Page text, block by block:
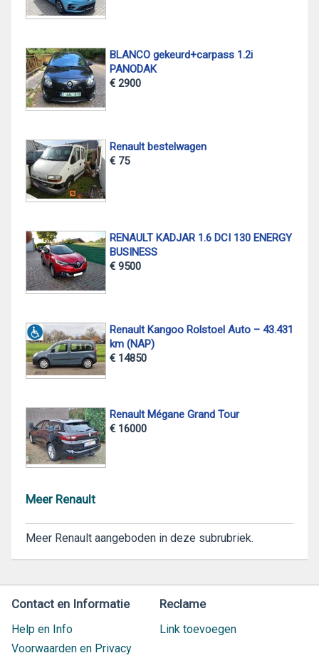
BLANCO gekeurd+carpass 1.2i
PANODAK
€ 2900
Renault bestelwagen
€ 75
RENAULT KADJAR 1.6 DCI 130 ENERGY
BUSINESS
€ 9500
Renault Kangoo Rolstoel Auto – 43.431
km (NAP)
€ 14850
Renault Mégane Grand Tour
€ 16000
Meer Renault
Meer Renault aangeboden in deze subrubriek.
Contact en Informatie
Help en Info
Voorwaarden en Privacy
Reclame
Link toevoegen